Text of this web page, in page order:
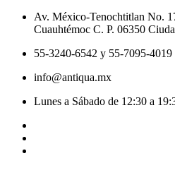
Av. México-Tenochtitlan No.
Cuauhtémoc C. P. 06350
55-3240-6542 y 55-7095-4019
info@antiqua.mx
Lunes a Sábado de 12:30 a